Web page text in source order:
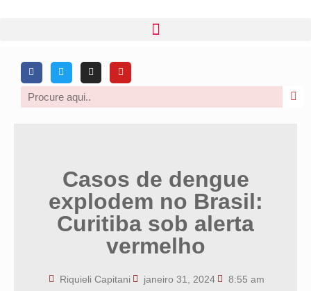
Casos de dengue
explodem no Brasil:
Curitiba sob alerta
vermelho
Riquieli Capitani janeiro 31, 2024 8:55 am